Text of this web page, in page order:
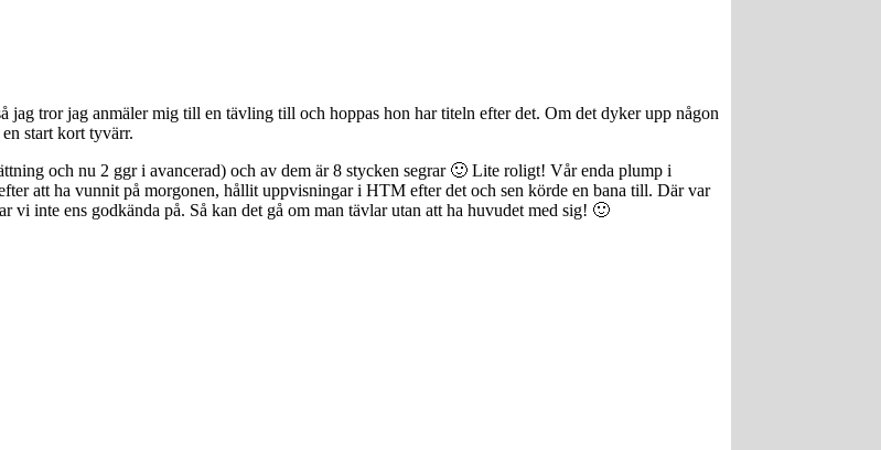
jag tror jag anmäler mig till en tävling till och hoppas hon har titeln efter det. Om det dyker upp någon
start kort tyvärr.
och nu 2 ggr i avancerad) och av dem är 8 stycken segrar 🙂 Lite roligt! Vår enda plump i
att ha vunnit på morgonen, hållit uppvisningar i HTM efter det och sen körde en bana till. Där var
inte ens godkända på. Så kan det gå om man tävlar utan att ha huvudet med sig! 🙂